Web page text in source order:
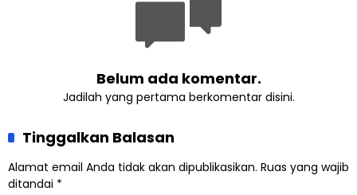
Belum ada komentar.
Jadilah yang pertama berkomentar disini.
Tinggalkan Balasan
Alamat email Anda tidak akan dipublikasikan. Ruas yang wajib
ditandai *